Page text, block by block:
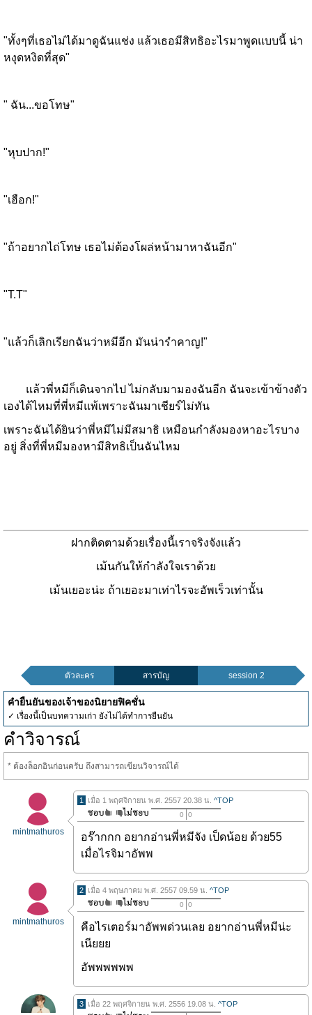
"ทั้งๆที่เธอไม่ได้มาดูฉันแช่ง แล้วเธอมีสิทธิอะไรมาพูดแบบนี้ น่า
หงุดหงิดที่สุด"
" ฉัน...ขอโทษ"
"หุบปาก!"
"เฮือก!"
"ถ้าอยากไถ่โทษ เธอไม่ต้องโผล่หน้ามาหาฉันอีก"
"T.T"
"แล้วก็เลิกเรียกฉันว่าหมีอีก มันน่ารำคาญ!"
แล้วพี่หมีก็เดินจากไป ไม่กลับมามองฉันอีก ฉันจะเข้าข้างตัว
เองได้ไหมที่พี่หมีแพ้เพราะฉันมาเชียร์ไม่ทัน
เพราะฉันได้ยินว่าพี่หมีไม่มีสมาธิ เหมือนกำลังมองหาอะไรบาง
อยู่ สิ่งที่พี่หมีมองหามีสิทธิเป็นฉันไหม
ฝากติดตามด้วยเรื่องนี้เราจริงจังแล้ว
เม้นกันให้กำลังใจเราด้วย
เม้นเยอะน่ะ ถ้าเยอะมาเท่าไรจะอัพเร็วเท่านั้น
ตัวละคร สารบัญ session 2
คำยืนยันของเจ้าของนิยายฟิคชั่น
✓ เรื่องนี้เป็นบทความเก่า ยังไม่ได้ทำการยืนยัน
คำวิจารณ์
* ต้องล็อกอินก่อนครับ ถึงสามารถเขียนวิจารณ์ได้
mintmathuros
1 เมื่อ 1 พฤศจิกายน พ.ศ. 2557 20.38 น. ^TOP
0 0
อร๊ากกก อยากอ่านพี่หมีจัง เป็ดน้อย ด้วย55
เมื่อไรจิมาอัพพ
mintmathuros
2 เมื่อ 4 พฤษภาคม พ.ศ. 2557 09.59 น. ^TOP
0 0
คือไรเตอร์มาอัพพด่วนเลย อยากอ่านพี่หมีน่ะ
เนียยย
อัพพพพพพ
3 เมื่อ 22 พฤศจิกายน พ.ศ. 2556 19.08 น. ^TOP